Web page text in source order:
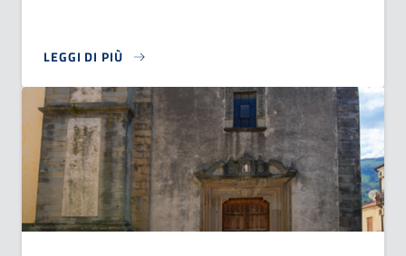
LEGGI DI PIÙ
SU CHIESA DEL SANTISSIMO SALVATORE